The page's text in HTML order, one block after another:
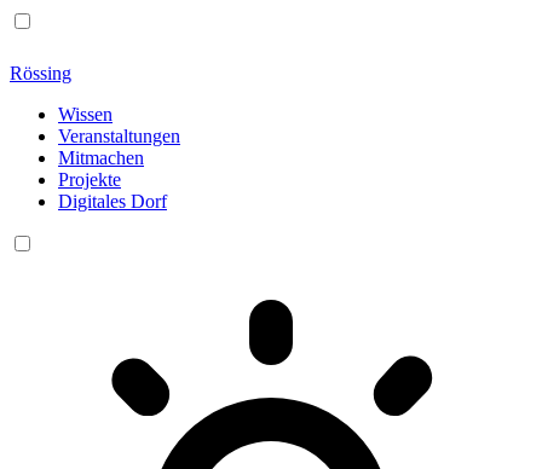
Rössing
Wissen
Veranstaltungen
Mitmachen
Projekte
Digitales Dorf